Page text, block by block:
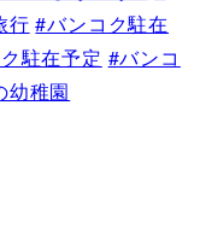
行 #バンコク駐在
駐在予定 #バンコ
幼稚園